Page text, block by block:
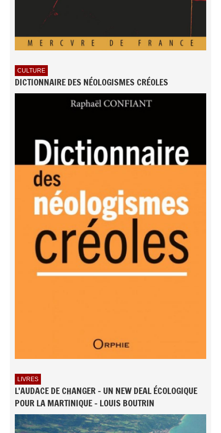
CULTURE
DICTIONNAIRE DES NÉOLOGISMES CRÉOLES
LIVRES
L'AUDACE DE CHANGER - UN NEW DEAL ÉCOLOGIQUE
POUR LA MARTINIQUE - LOUIS BOUTRIN